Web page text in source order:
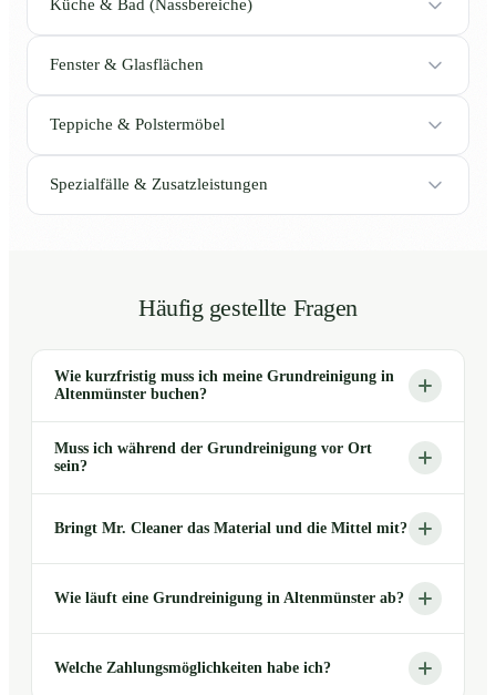
Küche & Bad (Nassbereiche)
Fenster & Glasflächen
Teppiche & Polstermöbel
Spezialfälle & Zusatzleistungen
Häufig gestellte Fragen
Wie kurzfristig muss ich meine Grundreinigung in
Altenmünster buchen?
Muss ich während der Grundreinigung vor Ort
sein?
Bringt Mr. Cleaner das Material und die Mittel mit?
Wie läuft eine Grundreinigung in Altenmünster ab?
Welche Zahlungsmöglichkeiten habe ich?